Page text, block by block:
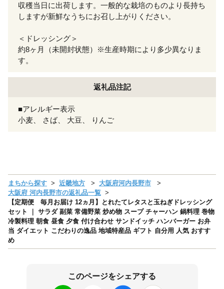
収穫当日に出荷します。一般的な栽培のものより長持ち
しますが新鮮なうちにお召し上がりください。
＜ドレッシング＞
約8ヶ月（未開封状態）※生産時期により多少異なりま
す。
返礼品注記
■アレルギー表示
小麦、 さば、 大豆、 りんご
まちから探す 近畿地方
大阪府河内長野市
大阪府 河内長野市の返礼品一覧
【定期便 毎月お届け 12ヵ月】とれたてレタスと玉ねぎドレッシング
セット ｜ サラダ 副菜 常備野菜 炒め物 スープ チャーハン 鍋料理 巻物
冷製料理 朝食 昼食 夕食 付け合わせ サンドイッチ ハンバーガー お弁
当 ダイエット こだわりの逸品 地域特産品 ギフト 自分用 人気 おすす
め
このページをシェアする